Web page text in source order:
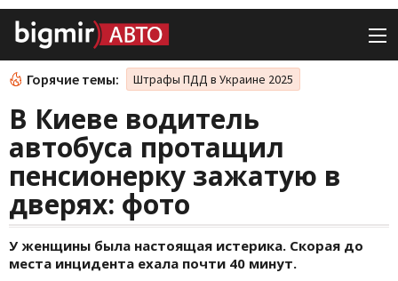
Горячие темы: Штрафы ПДД в Украине 2025
В Киеве водитель
автобуса протащил
пенсионерку зажатую в
дверях: фото
У женщины была настоящая истерика. Скорая до
места инцидента ехала почти 40 минут.